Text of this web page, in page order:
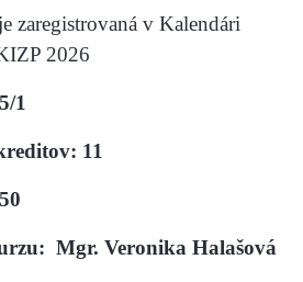
zaregistrovaná v Kalendári
2026
1
11
50
Mgr. Veronika Halašová